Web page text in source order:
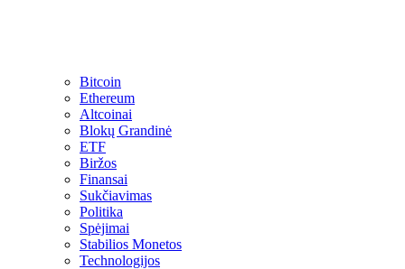
Bitcoin
Ethereum
Altcoinai
Blokų Grandinė
ETF
Biržos
Finansai
Sukčiavimas
Politika
Spėjimai
Stabilios Monetos
Technologijos